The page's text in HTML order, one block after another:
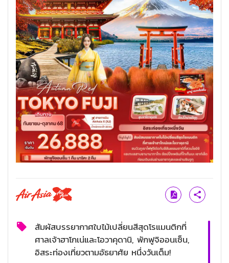
สัมผัสบรรยากาศใบไม้เปลี่ยนสีสุดโรแมนติกที่
ศาลเจ้าฮาโกเน่และโอวาคุดานิ, พักฟูจิออนเซ็น,
อิสระท่องเที่ยวตามอัธยาศัย หนึ่งวันเต็ม!